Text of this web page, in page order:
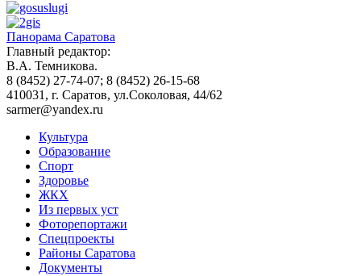
Панорама Саратова
Главный редактор:
В.А. Темникова.
8 (8452) 27-74-07; 8 (8452) 26-15-68
410031, г. Саратов, ул.Соколовая, 44/62
sarmer@yandex.ru
Культура
Образование
Спорт
Здоровье
ЖКХ
Из пеpвых уст
Фоторепортажи
Спецпроекты
Районы Саратова
Документы